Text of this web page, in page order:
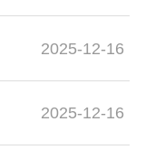
2025-12-16
2025-12-16